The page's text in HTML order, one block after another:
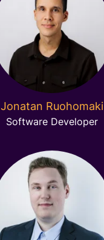
Jonatan Ruohomaki
Software Developer